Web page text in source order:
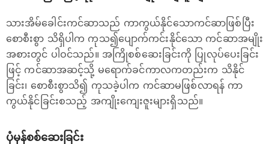
သားအိမ်ခေါင်းကင်ဆာသည် ကာကွယ်နိုင်သောကင်ဆာဖြစ်ပြီး
စောစီးစွာ သိရှိပါက ကုသ၍ပျောက်ကင်းနိုင်သော ကင်ဆာအမျိုး
အစားတွင် ပါဝင်သည်။ အကြိုစစ်ဆေးခြင်းကို ပြုလုပ်ပေးခြင်း
ဖြင့် ကင်ဆာအဆင့်သို့ မရောက်ခင်ကာလကတည်းက သိနိုင်
ခြင်း၊ စောစီးစွာသိ၍ ကုသခဲ့ပါက ကင်ဆာမဖြစ်လာရန် ကာ
ကွယ်နိုင်ခြင်းစသည့် အကျိုးကျေးဇူးများရှိသည်။
ပုံမှန်စစ်ဆေးခြင်း